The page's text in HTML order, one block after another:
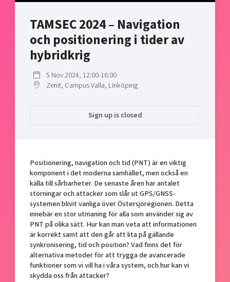
Bright East
East Sweden Tech Women
Reversed mentorship
Current offers and activities
Talent & skills
Startup & industry collaboration
Offers to boost your business
Projects
Publications
Project toolbox
Today's lunch in Mjärdevi
TAMSEC 2024 – Navigation
och positionering i tider av
hybridkrig
5 Nov 2024, 12:00-16:00
Zenit, Campus Valla, Linköping
Sign up is closed
Positionering, navigation och tid (PNT) är en viktig
komponent i det moderna samhället, men också en
källa till sårbarheter. De senaste åren har antalet
störningar och attacker som slår ut GPS/GNSS-
systemen blivit vanliga över Östersjöregionen. Detta
innebär en stor utmaning för alla som använder sig av
PNT på olika sätt. Hur kan man veta att informationen
är korrekt samt att den går att lita på gällande
synkronisering, tid och position? Vad finns det för
alternativa metoder för att trygga de avancerade
funktioner som vi vill ha i våra system, och hur kan vi
skydda oss från attacker?